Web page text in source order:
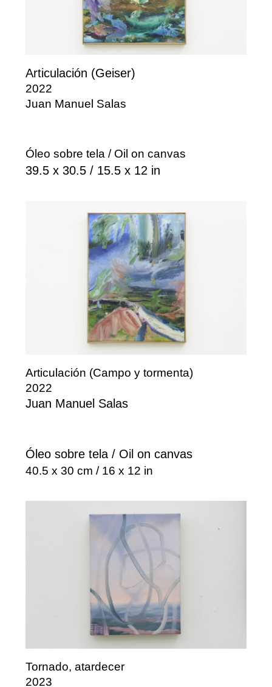
Articulación (Geiser)
2022
Juan Manuel Salas
Óleo sobre tela / Oil on canvas
39.5 x 30.5 / 15.5 x 12 in
Articulación (Campo y tormenta)
2022
Juan Manuel Salas
Óleo sobre tela / Oil on canvas
40.5 x 30 cm / 16 x 12 in
Tornado, atardecer
2023